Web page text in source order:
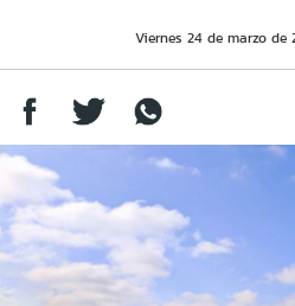
Viernes 24 de marzo de